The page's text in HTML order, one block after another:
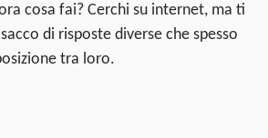
cosa fai? Cerchi su internet, ma ti
di risposte diverse che spesso
tra loro.